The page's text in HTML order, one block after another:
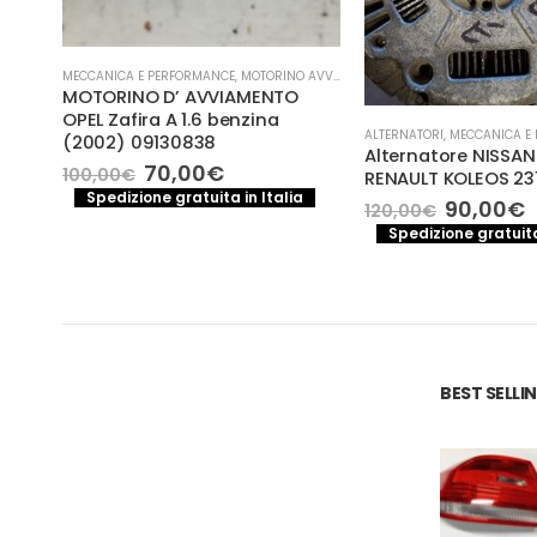
MECCANICA E PERFORMANCE, MOTORINO AVVIAMENTO
MOTORINO D’ AVVIAMENTO
OPEL Zafira A 1.6 benzina
(2002) 09130838
100,00€ Il
prezzo
originale
70,00€Il
prezzo
attuale
Spedizione gratuita in Italia
ALTERNATORI, MECCANICA E
Alternatore NISSAN
RENAULT KOLEOS
120,00€ Il
prezzo
90,00€Il
Spedizione
BEST